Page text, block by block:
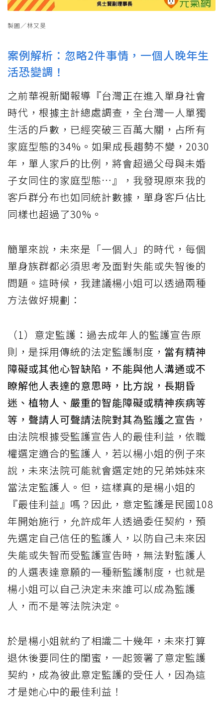
製圖／林又旻
案例解析：忽略2件事情，一個人晚年生
活恐變調！
之前華視新聞報導『台灣正在進入單身社會
時代，根據主計總處調查，全台灣一人單獨
生活的戶數，已經突破三百萬大關，占所有
家庭型態的34%。如果成長趨勢不變，2030
年，單人家戶的比例，將會超過父母與未婚
子女同住的家庭型態…』，我發現原來我的
客戶群分布也如同統計數據，單身客戶佔比
同樣也超過了30%。
簡單來說，未來是「一個人」的時代，每個
單身族群都必須思考及面對失能或失智後的
問題。這時候，我建議楊小姐可以透過兩種
方法做好規劃：
（1）意定監護：過去成年人的監護宣告原
則，是採用傳統的法定監護制度， 當有精神
障礙或其他心智缺陷，不能與他人溝通或不
瞭解他人表達的意思時，比方說，長期昏
迷、植物人、嚴重的智能障礙或精神疾病等
等，聲請人可聲請法院對其為監護之宣告 ，
由法院根據受監護宣告人的最佳利益，依職
權選定適合的監護人，若以楊小姐的例子來
說，未來法院可能就會選定她的兄弟姊妹來
當法定監護人。但，這樣真的是楊小姐的
『最佳利益』嗎？因此，意定監護是民國108
年開始施行，允許成年人透過委任契約，預
先選定自己信任的監護人，以防自己未來因
失能或失智而受監護宣告時，無法對監護人
的人選表達意願的一種新監護制度，也就是
楊小姐可以自己決定未來誰可以成為監護
人，而不是等法院決定。
於是楊小姐就約了相識二十幾年，未來打算
退休後要同住的閨蜜，一起簽署了意定監護
契約，成為彼此意定監護的受任人，因為這
才是她心中的最佳利益！